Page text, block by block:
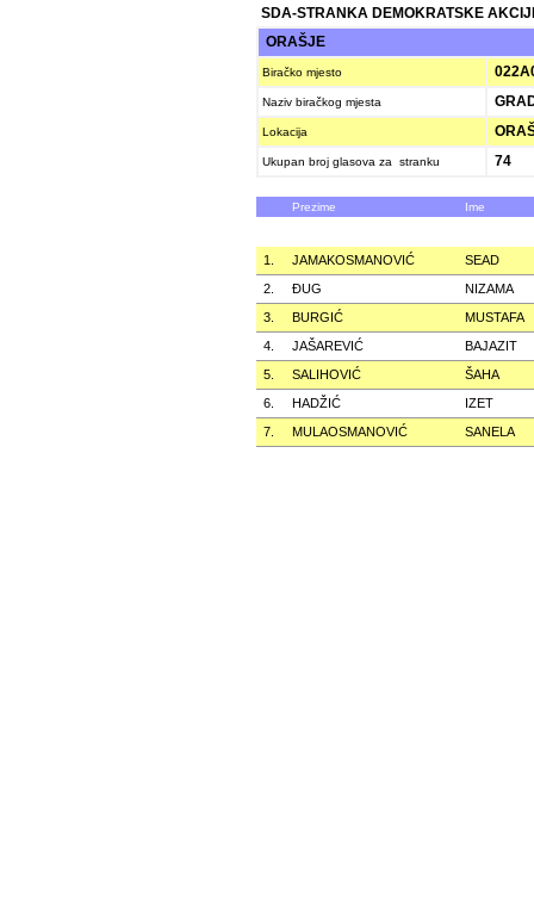
SDA-STRANKA DEMOKRATSKE
ORAŠJE
Biračko mjesto
Naziv biračkog mjesta
Lokacija
Ukupan broj glasova za stranku 74
Prezime Ime
1. JAMAKOSMANOVIĆ
SEAD
2.
ÐUG
NIZAMA
3.
BURGIĆ
MUSTAFA
4.
JAŠAREVIĆ
BAJAZIT
5.
SALIHOVIĆ
ŠAHA
6.
HADŽIĆ
IZET
7.
MULAOSMANOVIĆ SANELA